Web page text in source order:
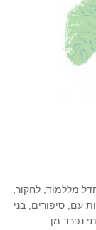
מללמוד, לחקור,
עם, סיפורים, בני
נפרד מן